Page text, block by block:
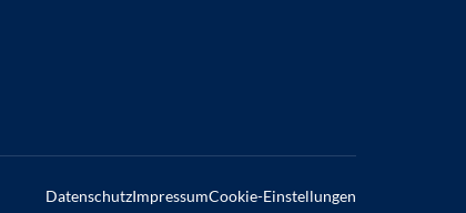
DatenschutzImpressumCookie-Einstellungen